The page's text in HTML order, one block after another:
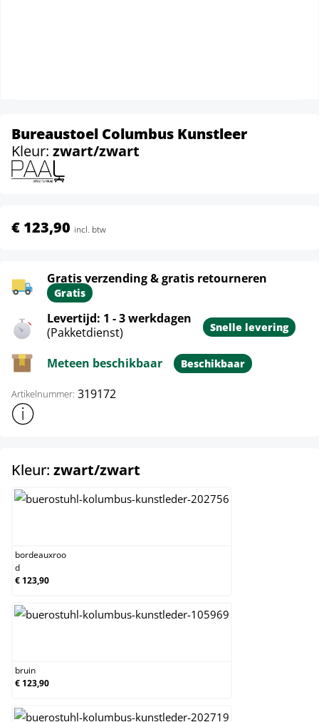
Bureaustoel Columbus Kunstleer
Kleur: zwart/zwart
€ 123,90 incl. btw
Gratis verzending & gratis retourneren
Gratis
Levertijd: 1 - 3 werkdagen
(Pakketdienst)
Snelle levering
Meteen beschikbaar Beschikbaar
Artikelnummer: 319172
Toon meer productinformatie
Kleur: zwart/zwart
bordeauxroo
d
€ 123,90
bruin
€ 123,90